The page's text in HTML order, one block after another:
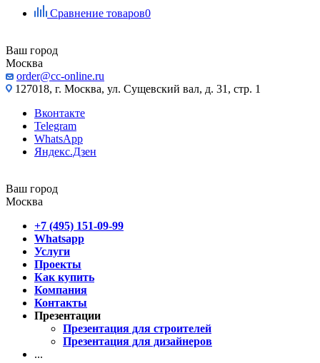
Сравнение товаров0
Ваш город
Москва
order@cc-online.ru
127018, г. Москва, ул. Сущевский вал, д. 31, стр. 1
Вконтакте
Telegram
WhatsApp
Яндекс.Дзен
Ваш город
Москва
+7 (495) 151-09-99
Whatsapp
Услуги
Проекты
Как купить
Компания
Контакты
Презентации
Презентация для строителей
Презентация для дизайнеров
...